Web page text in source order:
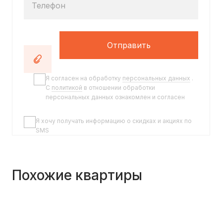
Телефон
Отправить
Я согласен на обработку персональных данных .
C политикой в отношении обработки
персональных данных ознакомлен и согласен
Я хочу получать информацию о скидках и акциях по
SMS
Похожие квартиры